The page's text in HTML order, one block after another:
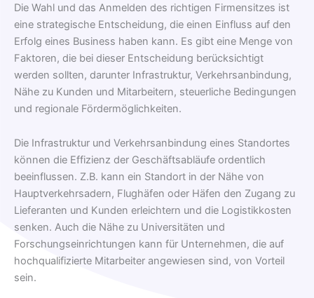
Die Wahl und das Anmelden des richtigen Firmensitzes ist
eine strategische Entscheidung, die einen Einfluss auf den
Erfolg eines Business haben kann. Es gibt eine Menge von
Faktoren, die bei dieser Entscheidung berücksichtigt
werden sollten, darunter Infrastruktur, Verkehrsanbindung,
Nähe zu Kunden und Mitarbeitern, steuerliche Bedingungen
und regionale Fördermöglichkeiten.
Die Infrastruktur und Verkehrsanbindung eines Standortes
können die Effizienz der Geschäftsabläufe ordentlich
beeinflussen. Z.B. kann ein Standort in der Nähe von
Hauptverkehrsadern, Flughäfen oder Häfen den Zugang zu
Lieferanten und Kunden erleichtern und die Logistikkosten
senken. Auch die Nähe zu Universitäten und
Forschungseinrichtungen kann für Unternehmen, die auf
hochqualifizierte Mitarbeiter angewiesen sind, von Vorteil
sein.